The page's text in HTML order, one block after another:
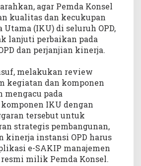
agar Pemda Konsel
kualitas dan kecukupan
(IKU) di seluruh OPD,
lanjuti perbaikan pada
dan perjanjian kinerja.
melakukan review
kegiatan dan komponen
mengacu pada
IKU dengan
tersebut untuk
strategis pembangunan,
kinerja instansi OPD harus
e-SAKIP manajemen
milik Pemda Konsel.